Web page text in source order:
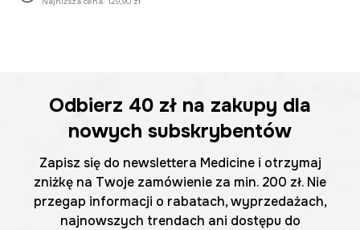
Odbierz 40 zł na zakupy dla
nowych subskrybentów
Zapisz się do newslettera Medicine i otrzymaj
zniżkę na Twoje zamówienie za min. 200 zł. Nie
przegap informacji o rabatach, wyprzedażach,
najnowszych trendach ani dostępu do